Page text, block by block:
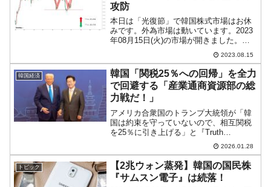
攻防
本日は「光復節」で韓国株式市場はお休
みです。外為市場は動いています。2023
年08月15日(火)の市場が開きました。
10:00現在、ドルウォンのチャートは以下
のようになっています（チャートは
『Investing.com』より引用）。前日も
陽...
2023.08.15
韓国経済
韓国「関税25％への回帰」を全力
で回避する「産業通商資源部の総
力戦だ！」
アメリカ合衆国のトランプ大統領が「韓
国は約束を守っていないので、相互関税
を25％に引き上げる」と『Truth
Socila（トゥルース・ソーシャル）』に
投稿した件ですが、韓国政府は蜂の巣を
つついたようになりました。先にご紹介
したとおり、また...
2026.01.28
トピック
【2兆ウォン蒸発】韓国の国民株
『サムスン電子』は続落！